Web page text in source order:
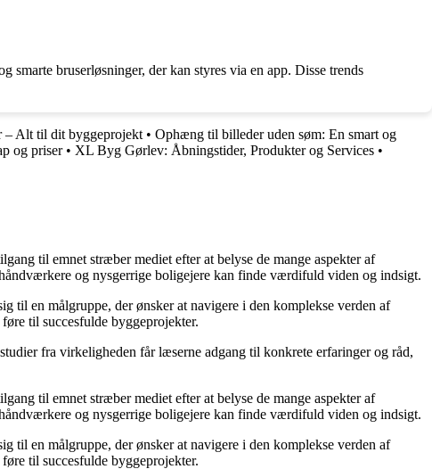
bruserløsninger, der kan styres via en app. Disse trends
– Alt til dit byggeprojekt • Ophæng til billeder uden søm: En smart og
og priser• XL Byg Gørlev: Åbningstider, Produkter og Services •
til emnet stræber mediet efter at belyse de mange aspekter af
og nysgerrige boligejere kan finde værdifuld viden og indsigt.
til en målgruppe, der ønsker at navigere i den komplekse verden af
til succesfulde byggeprojekter.
fra virkeligheden får læserne adgang til konkrete erfaringer og råd,
til emnet stræber mediet efter at belyse de mange aspekter af
og nysgerrige boligejere kan finde værdifuld viden og indsigt.
til en målgruppe, der ønsker at navigere i den komplekse verden af
til succesfulde byggeprojekter.